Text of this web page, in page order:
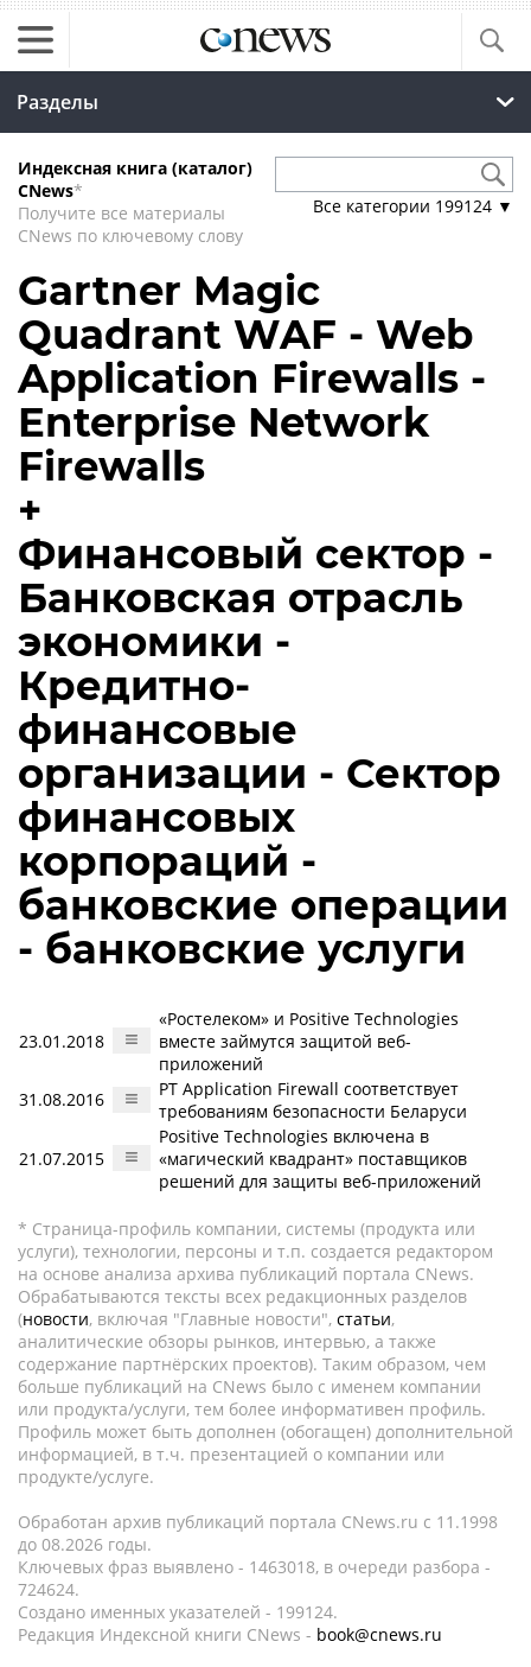
Разделы
Индексная книга (каталог)
CNews*
Получите все материалы
CNews по ключевому слову
Все категории 199124 ▼
Gartner Magic
Quadrant WAF - Web
Application Firewalls -
Enterprise Network
Firewalls
+
Финансовый сектор -
Банковская отрасль
экономики -
Кредитно-
финансовые
организации - Сектор
финансовых
корпораций -
банковские операции
- банковские услуги
23.01.2018
«Ростелеком» и Positive Technologies
вместе займутся защитой веб-
приложений
31.08.2016
PT Application Firewall соответствует
требованиям безопасности Беларуси
21.07.2015
Positive Technologies включена в
«магический квадрант» поставщиков
решений для защиты веб-приложений
* Страница-профиль компании, системы (продукта или
услуги), технологии, персоны и т.п. создается редактором
на основе анализа архива публикаций портала CNews.
Обрабатываются тексты всех редакционных разделов
(новости, включая "Главные новости", статьи,
аналитические обзоры рынков, интервью, а также
содержание партнёрских проектов). Таким образом, чем
больше публикаций на CNews было с именем компании
или продукта/услуги, тем более информативен профиль.
Профиль может быть дополнен (обогащен) дополнительной
информацией, в т.ч. презентацией о компании или
продукте/услуге.
Обработан архив публикаций портала CNews.ru c 11.1998
до 08.2026 годы.
Ключевых фраз выявлено - 1463018, в очереди разбора -
724624.
Создано именных указателей - 199124.
Редакция Индексной книги CNews - book@cnews.ru